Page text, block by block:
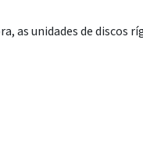
as unidades de discos